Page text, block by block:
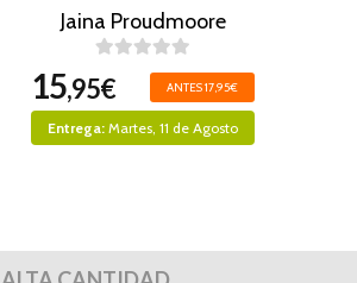
Jaina Proudmoore
15,95€ ANTES 17,95€
Entrega: Martes, 11 de Agosto